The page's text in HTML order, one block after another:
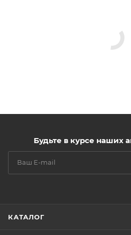
Будьте в курсе наших
КАТАЛОГ